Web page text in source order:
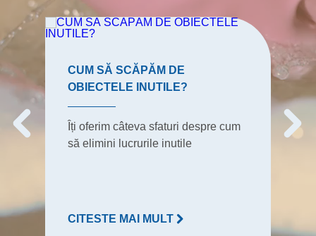
CUM SĂ SCĂPĂM DE
OBIECTELE INUTILE?
Îți oferim câteva sfaturi despre cum
să elimini lucrurile inutile
CITESTE MAI MULT